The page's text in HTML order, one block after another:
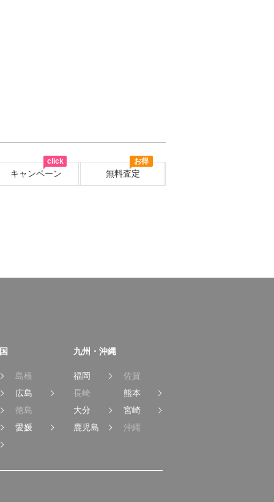
キャンペーン
お得
無料査定
click
島根
広島
徳島
愛媛
九州・沖縄
福岡
佐賀
長崎
熊本
大分
宮崎
鹿児島
沖縄